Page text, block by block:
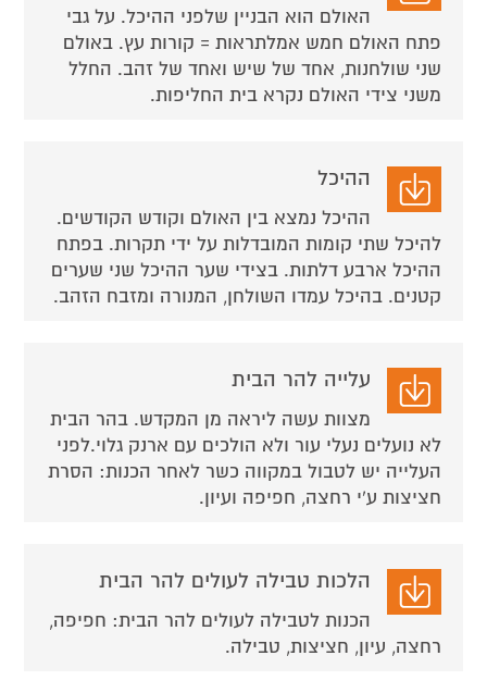
האולם הוא הבניין שלפני ההיכל. על גבי
פתח האולם חמש אמלתראות = קורות עץ. באולם
שני שולחנות, אחד של שיש ואחד של זהב. החלל
משני צידי האולם נקרא בית החליפות.
ההיכל
ההיכל נמצא בין האולם וקודש הקודשים.
להיכל שתי קומות המובדלות על ידי תקרות. בפתח
ההיכל ארבע דלתות. בצידי שער ההיכל שני שערים
קטנים. בהיכל עמדו השולחן, המנורה ומזבח הזהב.
עלייה להר הבית
מצוות עשה ליראה מן המקדש. בהר הבית
לא נועלים נעלי עור ולא הולכים עם ארנק גלוי.לפני
העלייה יש לטבול במקווה כשר לאחר הכנות: הסרת
חציצות ע'י רחצה, חפיפה ועיון.
הלכות טבילה לעולים להר הבית
הכנות לטבילה לעולים להר הבית: חפיפה,
רחצה, עיון, חציצות, טבילה.